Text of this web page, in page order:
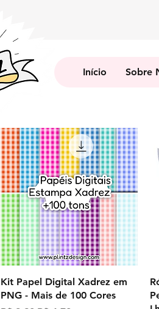
Início Sobre
Visualização rápida
Kit Papel Digital Xadrez em
PNG - Mais de 100 Cores